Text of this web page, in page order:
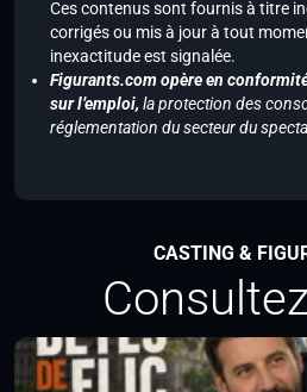
Ces contenus sont fournis à titre
corrigés ou mis à jour à tout
inexactitude est signalée.
Figurants.com opère en
sur l’emploi, la protection des
réglementation du secteur du
CASTING &